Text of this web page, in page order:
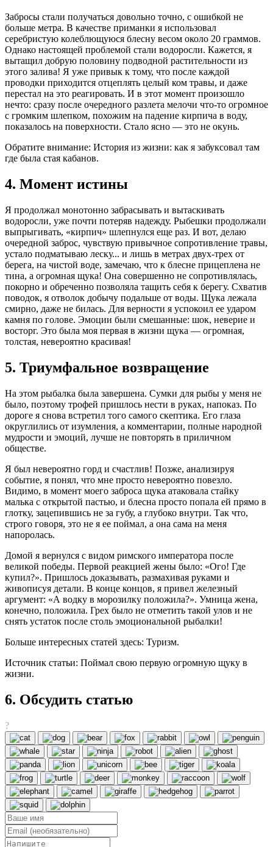
Забросы стали получаться довольно точно, с ошибкой не
больше метра. В качестве приманки я использовал
серебристую колеблющуюся блесну весом около 20 граммов.
Однако настоящей проблемой стали водоросли. Кажется, я
вытащил добрую половину подводной растительности из
этого залива! Я уже привык к тому, что после каждой
проводки приходится отцеплять целый ком травы, и даже
перестал на это реагировать. И в этот момент произошло
нечто: сразу после очередного разлета мелочи что-то огромное
с громким шлепком, похожим на падение кирпича в воду,
показалось на поверхности. Стало ясно — это не окунь.
Обратите внимание: История из жизни: как я забуксовал там
где была стая кабанов.
4. Момент истины
Я продолжал монотонно забрасывать и вытаскивать
водоросли, уже почти потеряв надежду. Рыбешки продолжали
выпрыгивать, «кирпич» шлепнулся еще раз. И вот, делаю
очередной заброс, чувствую привычное сопротивление травы,
устало подматываю леску... и лишь в метрах двух-трех от
берега, на чистой воде, замечаю, что к блесне прицеплена не
тина, а огромная щука! Она совершенно не сопротивлялась,
покорно и обреченно позволяла тащить себя к берегу. Схватив
поводок, я отволок добычу подальше от воды. Щука лежала
смирно, даже не билась. Для верности я успокоил ее ударом
камня по голове. Эмоции были смешанные: шок, неверие и
восторг. Это была моя первая в жизни щука — огромная,
толстая, невероятно красивая!
5. Триумфальное возвращение
На этом рыбалка была завершена. Сумки для рыбы у меня не
было, поэтому трофей пришлось нести в руках, напоказ. По
дороге я снова встретил того самого скептика. Его глаза
округлились от изумления, а комментарии, полные народной
мудрости и эмоций, лучше не повторять в приличном
обществе.
Я был невероятно горд и счастлив! Позже, анализируя
событие, я понял, что мне просто невероятно повезло.
Видимо, в момент моего заброса щука атаковала стайку
малька с открытой пастью, и блесна просто попала ей прямо в
глотку, зацепившись не за губу, а глубоко внутри. Так что,
строго говоря, это не я ее поймал, а она сама на меня
напоролась.
Домой я вернулся с видом римского императора после
великой победы. Первой реакцией жены было: «Ого! Где
купил?». Пришлось доказывать, размахивая руками и
живописуя детали. В конце концов, я привел железный
аргумент: «А водку в морозилку положила?». Умница жена,
конечно, положила. Грех было не отметить такой улов и не
снять устаток после столь эмоциональной рыбалки!
Больше интересных статей здесь: Туризм.
Источник статьи: Поймал свою первую огромную щуку в
жизни.
6. Обсудить статью
?